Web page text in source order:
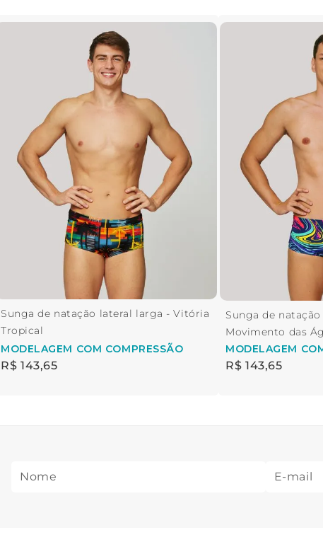
Sunga de natação lateral larga - Vitória
Tropical
MODELAGEM COM COMPRESSÃO
R$ 143,65
Sunga de
Movimento das
MODELAGEM
R$ 143,65